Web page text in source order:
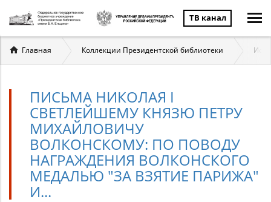
ТВ канал
Вы
здесь
Главная Коллекции Президентской библиотеки
ПИСЬМА НИКОЛАЯ I
СВЕТЛЕЙШЕМУ КНЯЗЮ ПЕТРУ
МИХАЙЛОВИЧУ
ВОЛКОНСКОМУ: ПО ПОВОДУ
НАГРАЖДЕНИЯ ВОЛКОНСКОГО
МЕДАЛЬЮ "ЗА ВЗЯТИЕ ПАРИЖА"
И...